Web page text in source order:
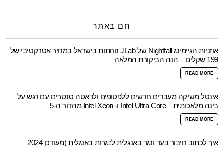
חם באתר
אוזניות הגיימינג Nightfall של JLab נוחתות בישראל במחיר אטרקטיבי של
199 שקלים – הנה הביקורת המלאה
READ MORE
אינטל משיקה מעבדים חדשים ללפטופים ולדאטה סנטרים עם דגש על
בינה מלאכותית – Intel Ultra Core ו- Intel Xeon מהדור ה-5
READ MORE
איך לכתוב חיבור בעד ונגד באנגלית לבגרות באנגלית (מעודכן 2024 –